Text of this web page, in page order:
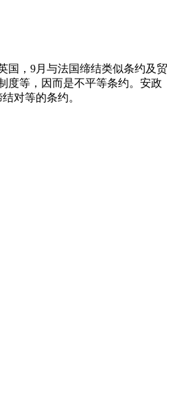
国，9月与法国缔结类似条约及贸
度等，因而是不平等条约。安政
对等的条约。